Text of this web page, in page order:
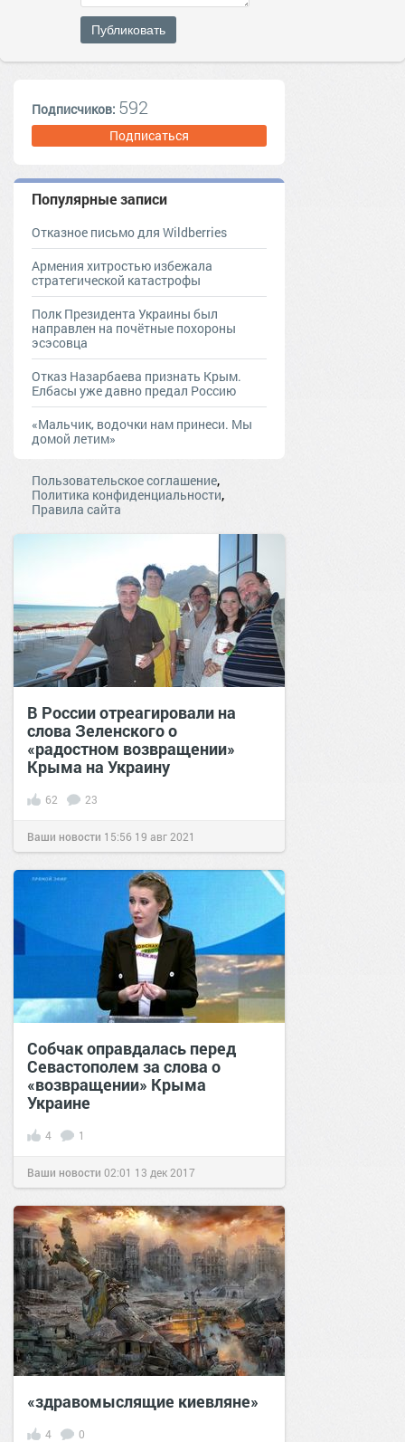
Публиковать
Подписчиков: 592
Подписаться
Популярные записи
Отказное письмо для Wildberries
Армения хитростью избежала
стратегической катастрофы
Полк Президента Украины был
направлен на почётные похороны
эсэсовца
Отказ Назарбаева признать Крым.
Елбасы уже давно предал Россию
«Мальчик, водочки нам принеси. Мы
домой летим»
Пользовательское соглашение,
Политика конфиденциальности,
Правила сайта
В России отреагировали на
слова Зеленского о
«радостном возвращении»
Крыма на Украину
62 23
Ваши новости 15:56 19 авг 2021
Собчак оправдалась перед
Севастополем за слова о
«возвращении» Крыма
Украине
4 1
Ваши новости 02:01 13 дек 2017
«здравомыслящие киевляне»
4 0